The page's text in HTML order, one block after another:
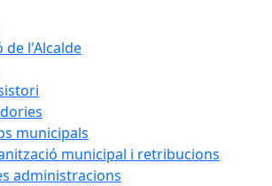
de l'Alcalde
municipals
municipal i retribucions
administracions